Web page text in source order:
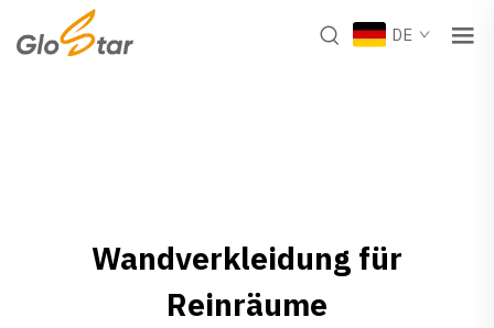
DE
Wandverkleidung für
Reinräume